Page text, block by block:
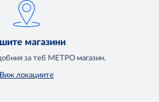
магазини
за теб МЕТРО магазин.
Виж локациите